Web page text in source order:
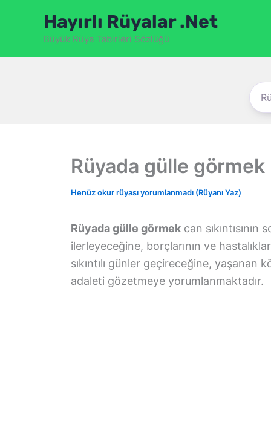
Hayırlı Rüyalar .Net
Büyük Rüya Tabirleri Sözlüğü
Rüyada gülle görmek
Henüz okur rüyası yorumlanmadı (Rüyanı Yaz)
Rüyada gülle görmek can
ilerleyeceğine, borçlarının ve
sıkıntılı günler geçireceğine, yaşanan
adaleti gözetmeye yorumlanmaktadır.